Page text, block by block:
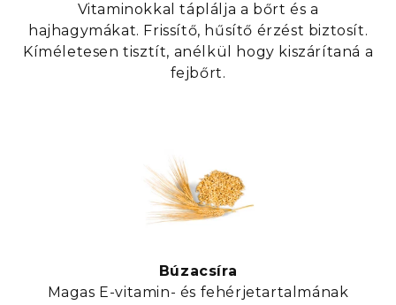
Vitaminokkal táplálja a bőrt és a
hajhagymákat. Frissítő, hűsítő érzést biztosít.
Kíméletesen tisztít, anélkül hogy kiszárítaná a
fejbőrt.
Búzacsíra
Magas E-vitamin- és fehérjetartalmának